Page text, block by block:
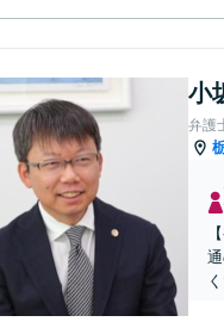
小
弁護